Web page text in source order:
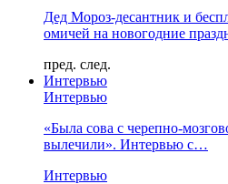
Дед Мороз-десантник и
омичей на новогодние
пред. след.
Интервью
Интервью
«Была сова с черепно-
вылечили». Интервью с…
Интервью